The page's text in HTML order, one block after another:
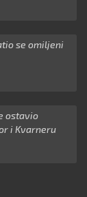
se omiljeni
ostavio
i Kvarneru